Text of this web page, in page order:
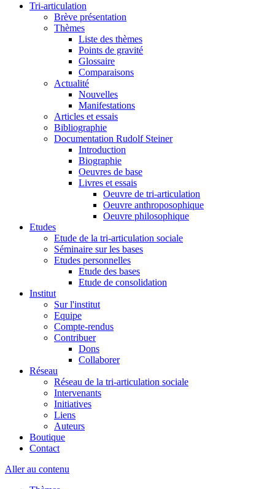
Tri-articulation
Brève présentation
Thèmes
Liste des thèmes
Points de gravité
Glossaire
Comparaisons
Actualité
Nouvelles
Manifestations
Articles et essais
Bibliographie
Documentation Rudolf Steiner
Introduction
Biographie
Oeuvres de base
Livres et essais
Oeuvre de tri-articulation
Oeuvre anthroposophique
Oeuvre philosophique
Etudes
Etude de la tri-articulation sociale
Séminaire sur les bases
Etudes personnelles
Etude des bases
Etude de consolidation
Institut
Sur l'institut
Equipe
Compte-rendus
Contribuer
Dons
Collaborer
Réseau
Réseau de la tri-articulation sociale
Intervenants
Initiatives
Liens
Auteurs
Boutique
Contact
Aller au contenu